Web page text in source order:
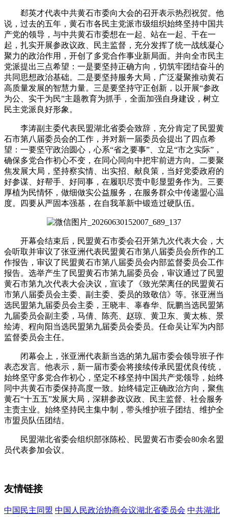
郄英才代表中共黄石市委向大会的召开表示热烈祝贺。他
说，过去的五年，黄石市各民主党派市级组织始终坚持中国共
产党的领导，与中共黄石市委想在一起、站在一起、干在一
起，扎实开展参政议政、民主监督，充分发挥了统一战线凝心
聚力的政治作用，开创了多党合作事业新局面。并向全市民主
党派提出三点希望：一是要坚持正确方向，切筑牢团结奋斗的
共同思想政治基础。二是要坚持服务大局，广泛凝聚推动黄石
高质量发展的智慧力量。三是要坚持守正创新，以开展“参政
为公、实干为民”主题教育为抓手，全面加强自身建设，树立
民主党派良好形象。
李涛副主委代表民盟湖北省委会致辞，充分肯定了民盟黄
石市第八届委员会的工作，并对新一届委员会提出了四点希
望：一要坚守政治圆心，心系“省之要事”、立足“市之实际”，
确保多党合作初心不变，在同心同向中把牢前进方向。二要聚
焦发展大局，坚持察实情、出实招、献良策，当好党委政府的
好参谋、好帮手、好同事，在履职尽责中彰显盟务作为。三要
厚植为民情怀，做细做实公益服务，在服务群众中传递盟心温
度。四要从严固本强基，在自我革新中锻造过硬队伍。
开幕会结束后，民盟黄石市委会召开第九次代表大会，大
会听取并审议了张亚洲代表民盟黄石市第八届委员会所作的工
作报告，审议了民盟黄石市第八届委员会内部监督委员会工作
报告。选举产生了民盟黄石市第九届委员会，审议通过了民盟
黄石市第九次代表大会决议，宣读了《致光荣离任的民盟黄石
市第八届委员会主委、副主委、委员的致敬信》等。张亚洲当
选民盟第九届委员会主委，王晓丰、辜春华、阮鹏当选民盟第
九届委员会副主委，马倩、陈亮、赵琼、黄卫东、黄太栋、景
绘涛、程向阳当选民盟第九届委员会委员。任命吴让军为内部
监督委员会主任。
闭幕会上，张亚洲代表新当选的第九届市委会领导班子作
表态发言。他表示，新一届市委会将接续传承民盟优良传统，
始终坚守多党合作初心，坚定不移坚持中国共产党领导，始终
同中共黄石市委保持高度一致。始终锚定正确政治方向，聚焦
黄石“十五五”发展大局，深耕参政议政、民主监督、社会服务
主责主业。始终坚持民主集中制，带头维护班子团结、维护全
市盟员队伍团结。
民盟湖北省委会组织部张陈松、民盟黄石市委会80余名盟
员代表参加会议。
友情链接
中国民主同盟 中国人民政治协商会议湖北省委员会 中共湖北